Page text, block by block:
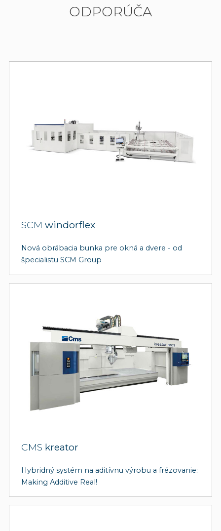
ODPORÚČA
SCM windorflex
Nová obrábacia bunka pre okná a dvere - od
špecialistu SCM Group
CMS kreator
Hybridný systém na aditívnu výrobu a frézovanie:
Making Additive Real!